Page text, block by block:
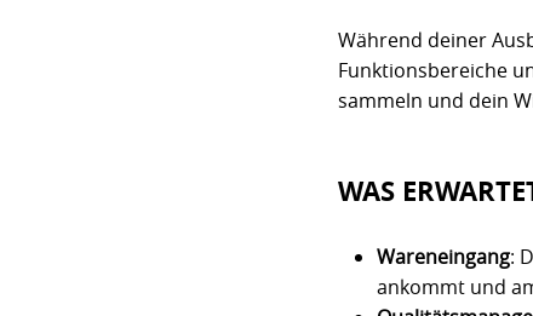
Während deiner
Funktionsbereiche
sammeln und dein
WAS
Wareneingang:
ankommt und